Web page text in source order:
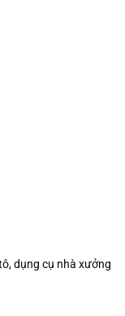
dụng cụ nhà xưởng